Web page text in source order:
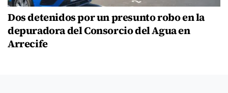
Dos detenidos por un presunto robo en la
depuradora del Consorcio del Agua en
Arrecife